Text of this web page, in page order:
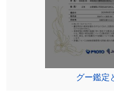
グー鑑定